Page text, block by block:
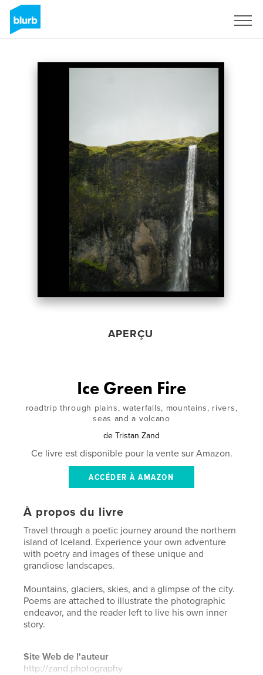
APERÇU
Ice Green Fire
roadtrip through plains, waterfalls, mountains, rivers,
seas and a volcano
de Tristan Zand
Ce livre est disponible pour la vente sur Amazon.
ACCÉDER À AMAZON
À propos du livre
Travel through a poetic journey around the northern
island of Iceland. Experience your own adventure
with poetry and images of these unique and
grandiose landscapes.
Mountains, glaciers, skies, and a glimpse of the city.
Poems are attached to illustrate the photographic
endeavor, and the reader left to live his own inner
story.
Site Web de l'auteur
http://zand.photography